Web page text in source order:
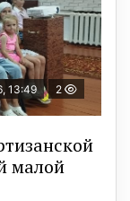
13:49 2
малой